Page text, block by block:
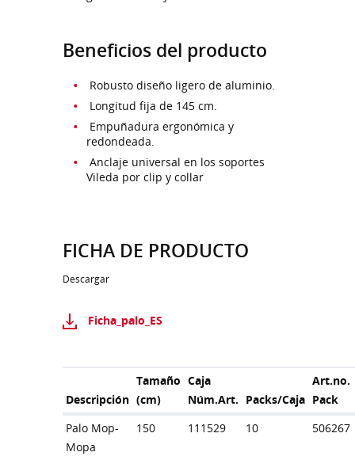
Beneficios del producto
Robusto diseño ligero de aluminio.
Longitud fija de 145 cm.
Empuñadura ergonómica y
redondeada.
Anclaje universal en los soportes
Vileda por clip y collar
FICHA DE PRODUCTO
Descargar
Ficha_palo_ES
Descripción
Tamaño
(cm)
Caja
Núm.Art. Packs/Caja
Art.no.
Pack
Palo Mop-
Mopa
150 111529 10 506267